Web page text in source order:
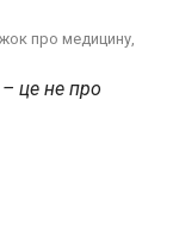
про медицину,
– це не про